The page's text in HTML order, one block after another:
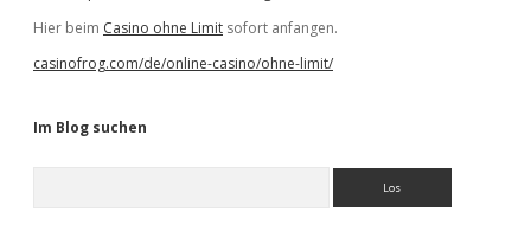
Hier beim Casino ohne Limit sofort anfangen.
casinofrog.com/de/online-casino/ohne-limit/
Im Blog suchen